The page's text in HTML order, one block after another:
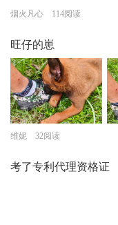
烟火凡心 114阅读
旺仔的崽
维妮 32阅读
考了专利代理资格证